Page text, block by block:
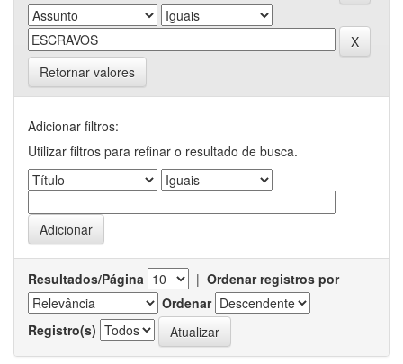
Retornar valores
Adicionar filtros:
Utilizar filtros para refinar o resultado de busca.
Resultados/Página | Ordenar registros por
Ordenar
Registro(s)